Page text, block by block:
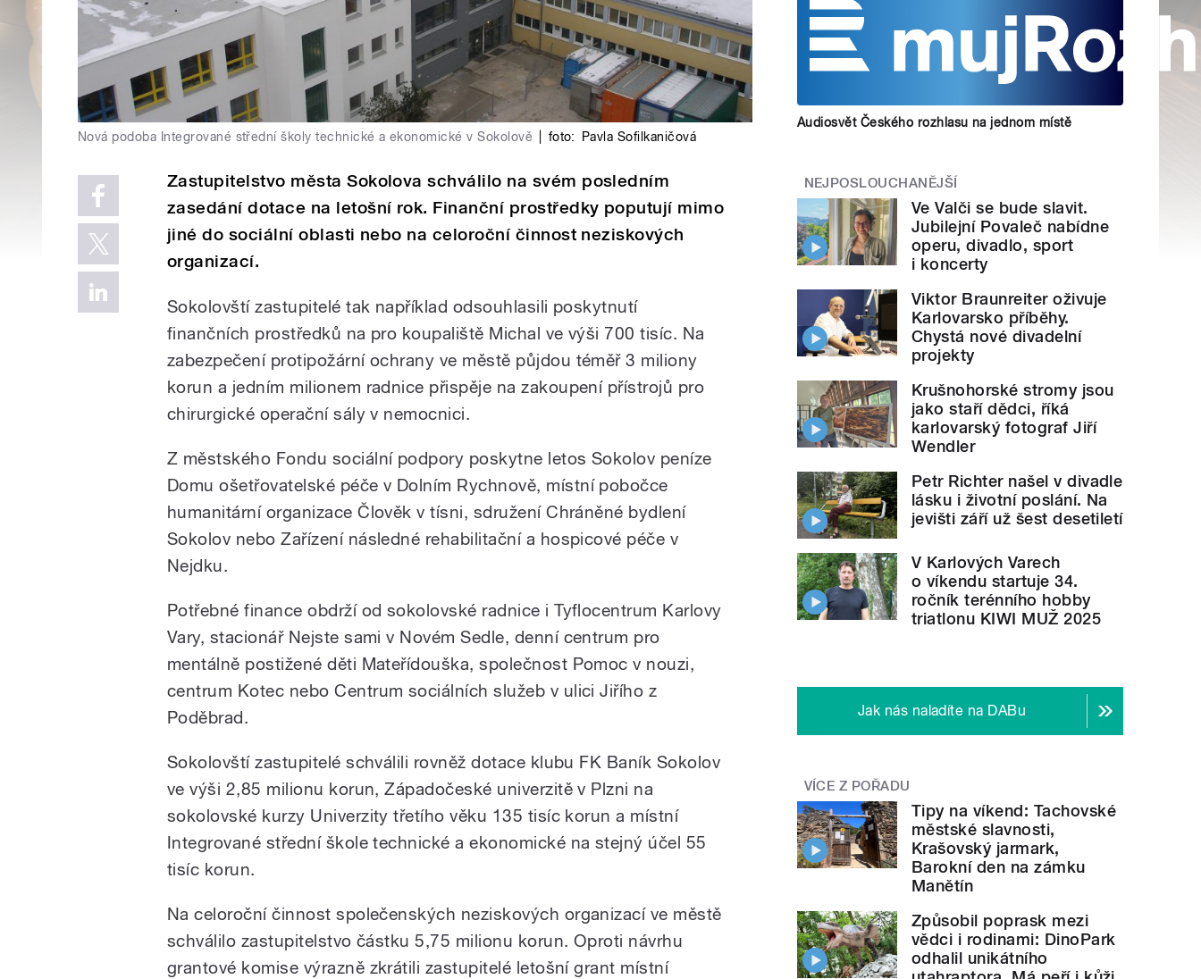
Nová podoba Integrované střední školy technické a ekonomické v Sokolově foto: Pavla Sofilkaničová
Zastupitelstvo města Sokolova schválilo na svém posledním
zasedání dotace na letošní rok. Finanční prostředky poputují mimo
jiné do sociální oblasti nebo na celoroční činnost neziskových
organizací.
Sokolovští zastupitelé tak například odsouhlasili poskytnutí
finančních prostředků na pro koupaliště Michal ve výši 700 tisíc. Na
zabezpečení protipožární ochrany ve městě půjdou téměř 3 miliony
korun a jedním milionem radnice přispěje na zakoupení přístrojů pro
chirurgické operační sály v nemocnici.
Z městského Fondu sociální podpory poskytne letos Sokolov peníze
Domu ošetřovatelské péče v Dolním Rychnově, místní pobočce
humanitární organizace Člověk v tísni, sdružení Chráněné bydlení
Sokolov nebo Zařízení následné rehabilitační a hospicové péče v
Nejdku.
Potřebné finance obdrží od sokolovské radnice i Tyflocentrum Karlovy
Vary, stacionář Nejste sami v Novém Sedle, denní centrum pro
mentálně postižené děti Mateřídouška, společnost Pomoc v nouzi,
centrum Kotec nebo Centrum sociálních služeb v ulici Jiřího z
Poděbrad.
Sokolovští zastupitelé schválili rovněž dotace klubu FK Baník Sokolov
ve výši 2,85 milionu korun, Západočeské univerzitě v Plzni na
sokolovské kurzy Univerzity třetího věku 135 tisíc korun a místní
Integrované střední škole technické a ekonomické na stejný účel 55
tisíc korun.
Na celoroční činnost společenských neziskových organizací ve městě
schválilo zastupitelstvo částku 5,75 milionu korun. Oproti návrhu
grantové komise výrazně zkrátili zastupitelé letošní grant místní
Audiosvět Českého rozhlasu na jednom místě
NEJPOSLOUCHANĚJŠÍ
Ve Valči se bude slavit.
Jubilejní Povaleč nabídne
operu, divadlo, sport
i koncerty
Viktor Braunreiter oživuje
Karlovarsko příběhy.
Chystá nové divadelní
projekty
Krušnohorské stromy jsou
jako staří dědci, říká
karlovarský fotograf Jiří
Wendler
Petr Richter našel v divadle
lásku i životní poslání. Na
jevišti září už šest desetiletí
V Karlových Varech
o víkendu startuje 34.
ročník terénního hobby
triatlonu KIWI MUŽ 2025
Jak nás naladíte na DABu
VÍCE Z POŘADU
Tipy na víkend: Tachovské
městské slavnosti,
Krašovský jarmark,
Barokní den na zámku
Manětín
Způsobil poprask mezi
vědci i rodinami: DinoPark
odhalil unikátního